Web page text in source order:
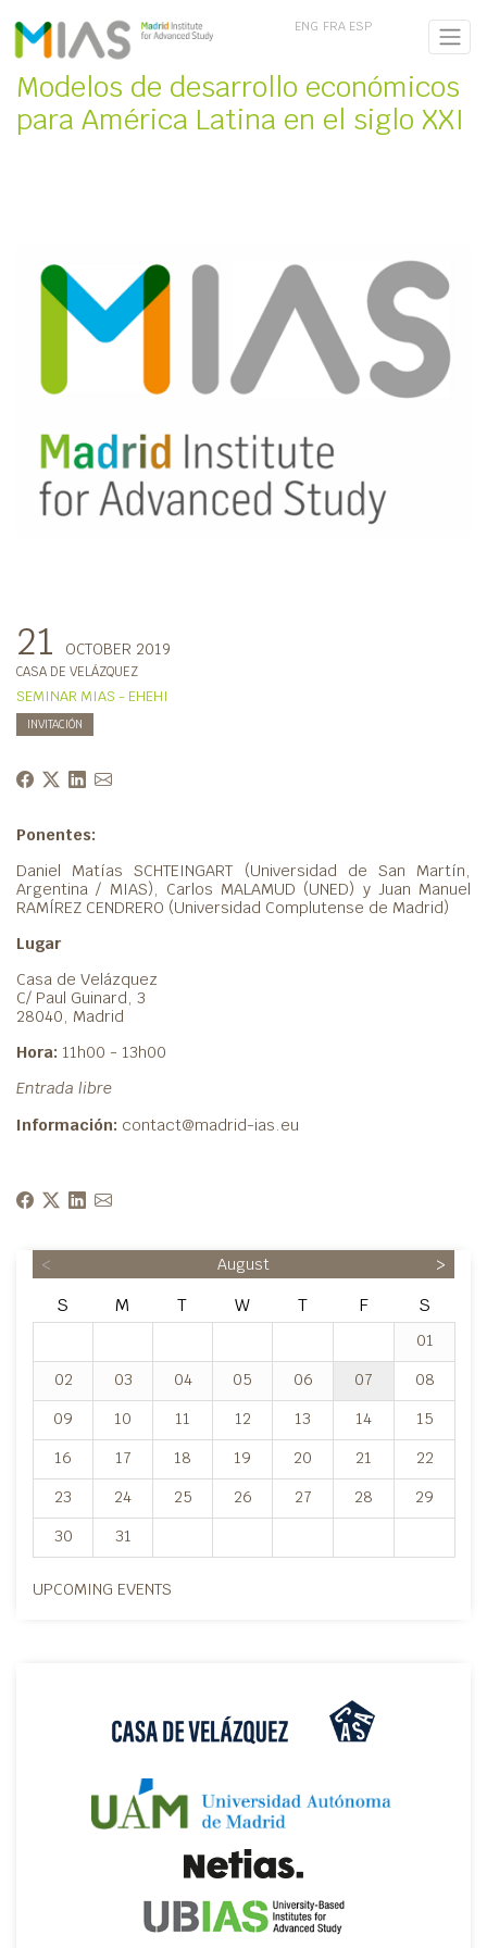
ENG FRA ESP
Modelos de desarrollo económicos
para América Latina en el siglo XXI
21 OCTOBER 2019
CASA DE VELÁZQUEZ
SEMINAR MIAS - EHEHI
INVITACIÓN
Ponentes:
Daniel Matías SCHTEINGART (Universidad de San Martín,
Argentina / MIAS), Carlos MALAMUD (UNED) y Juan Manuel
RAMÍREZ CENDRERO (Universidad Complutense de Madrid)
Lugar
Casa de Velázquez
C/ Paul Guinard, 3
28040, Madrid
Hora: 11h00 - 13h00
Entrada libre
Información: contact@madrid-ias.eu
< August >
S M T W T F S
01
02
03 04 05 06 07
08
09
10 11 12 13 14
15
16
17 18 19 20 21
22
23
24 25 26 27 28
29
30
31
UPCOMING EVENTS